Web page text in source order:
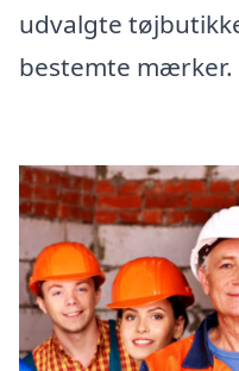
udvalgte
bestemte mærker.